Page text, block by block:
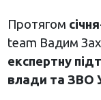
Протягом
team Вадим
експертну
влади та ЗВО